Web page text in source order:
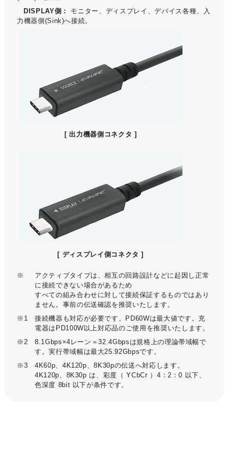
DISPLAY側： モニター、ディスプレイ、デバイス各種、入
力機器側(Sink)へ接続。
[ 出力機器側コネクタ ]
[ ディスプレイ側コネクタ ]
※
アクティブタイプは、相互の回路設計などに起因し正常
に接続できない場合があるため
すべての組み合わせに対して接続保証するものではあり
ません。事前の伝送確認を推奨いたします。
※1
接続機器も対応が必要です。PD60Wは最大値です。充
電器はPD100W以上対応品のご使用を推奨いたします。
※2
8.1Gbps×4レーン＝32.4Gbpsは規格上の理論帯域幅で
す。実行帯域幅は最大25.92Gbpsです。
※3
4K60p、4K120p、8K30pの伝送へ対応します。
4K120p、8K30p は、彩度（ YCbCr ）4：2：0 以下、
色深度 8bit 以下が条件です。